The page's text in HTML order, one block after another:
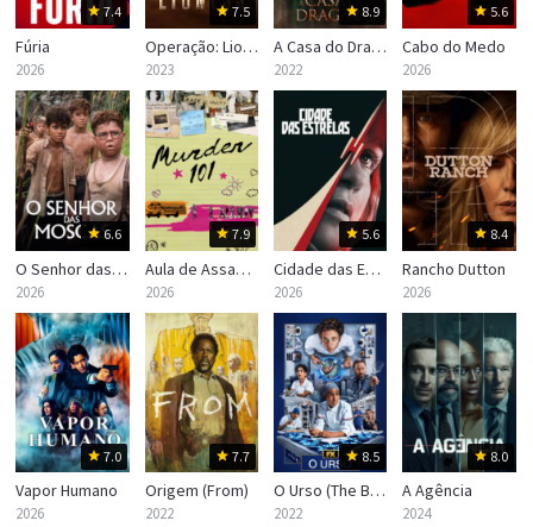
7.4
Fúria
2026
7.5
Operação: Lioness
2023
8.9
A Casa do Dragão (House of the Dragon)
2022
5.6
Cabo do Medo
2026
6.6
O Senhor das Moscas
2026
7.9
Aula de Assassinato
2026
5.6
Cidade das Estrelas
2026
8.4
Rancho Dutton
2026
7.0
Vapor Humano
2026
7.7
Origem (From)
2022
8.5
O Urso (The Bear)
2022
8.0
A Agência
2024